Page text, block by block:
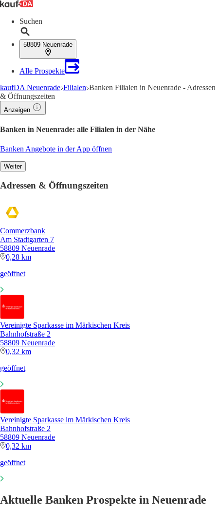
Suchen
58809 Neuenrade
Alle Prospekte
kaufDA Neuenrade Filialen Banken Filialen in Neuenrade - Adressen
& Öffnungszeiten
Anzeigen
Banken in Neuenrade: alle Filialen in der Nähe
Banken Angebote in der App öffnen
Weiter
Adressen & Öffnungszeiten
Commerzbank
Am Stadtgarten 7
58809 Neuenrade
0,28 km
geöffnet
Vereinigte Sparkasse im Märkischen Kreis
Bahnhofstraße 2
58809 Neuenrade
0,32 km
geöffnet
Vereinigte Sparkasse im Märkischen Kreis
Bahnhofstraße 2
58809 Neuenrade
0,32 km
geöffnet
Aktuelle Banken Prospekte in Neuenrade